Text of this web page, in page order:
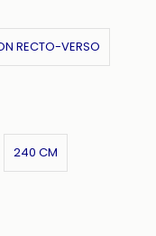
RECTO-VERSO
240 CM